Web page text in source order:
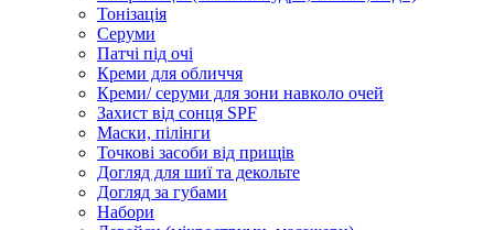
Тонізація
Серуми
Патчі під очі
Креми для обличчя
Креми/ серуми для зони навколо очей
Захист від сонця SPF
Маски, пілінги
Точкові засоби від прищів
Догляд для шиї та декольте
Догляд за губами
Набори